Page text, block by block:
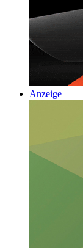
Anzeige